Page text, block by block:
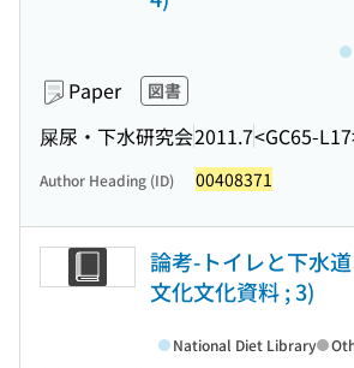
Paper 図書
屎尿・下水研究会2011.7<GC65-
Author Heading (ID) 00408371
論考-トイレと下水
文化文化資料 ; 3)
National Diet Library